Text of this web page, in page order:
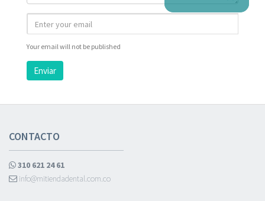
Your email will not be published
Enviar
CONTACTO
310 621 24 61
info@mitiendadental.com.co